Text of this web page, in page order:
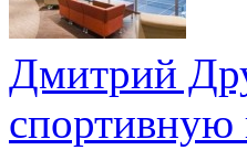
Дмитрий
спортивную